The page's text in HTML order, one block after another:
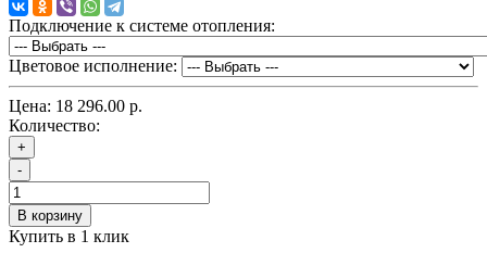
Подключение к системе отопления:
Цветовое исполнение:
Цена: 18 296.00 р.
Количество:
+
-
В корзину
Купить в 1 клик